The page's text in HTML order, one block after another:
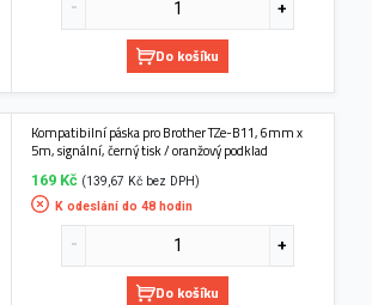
Do košíku
Kompatibilní páska pro Brother TZe-B11, 6mm x
5m, signální, černý tisk / oranžový podklad
169 Kč (139,67 Kč bez DPH)
K odeslání do 48 hodin
Do košíku